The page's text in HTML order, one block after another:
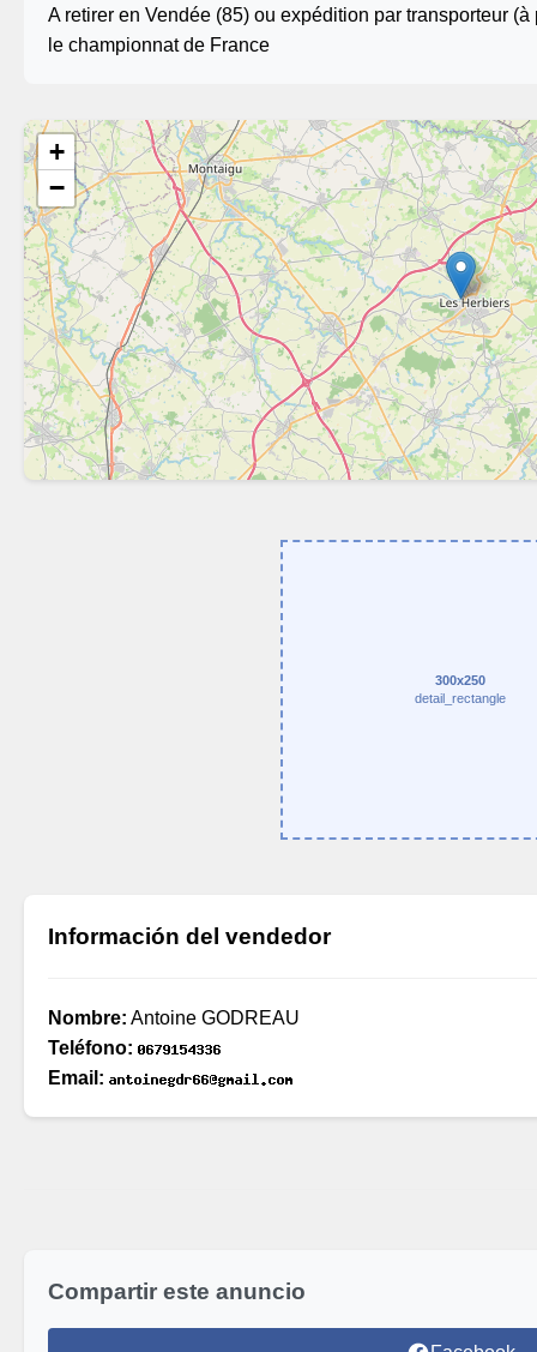
A retirer en Vendée (85) ou expédition par transporteur
le championnat de France
+
−
300x250
detail_rectangle
Información del vendedor
Nombre: Antoine GODREAU
Teléfono:
Email:
Compartir este anuncio